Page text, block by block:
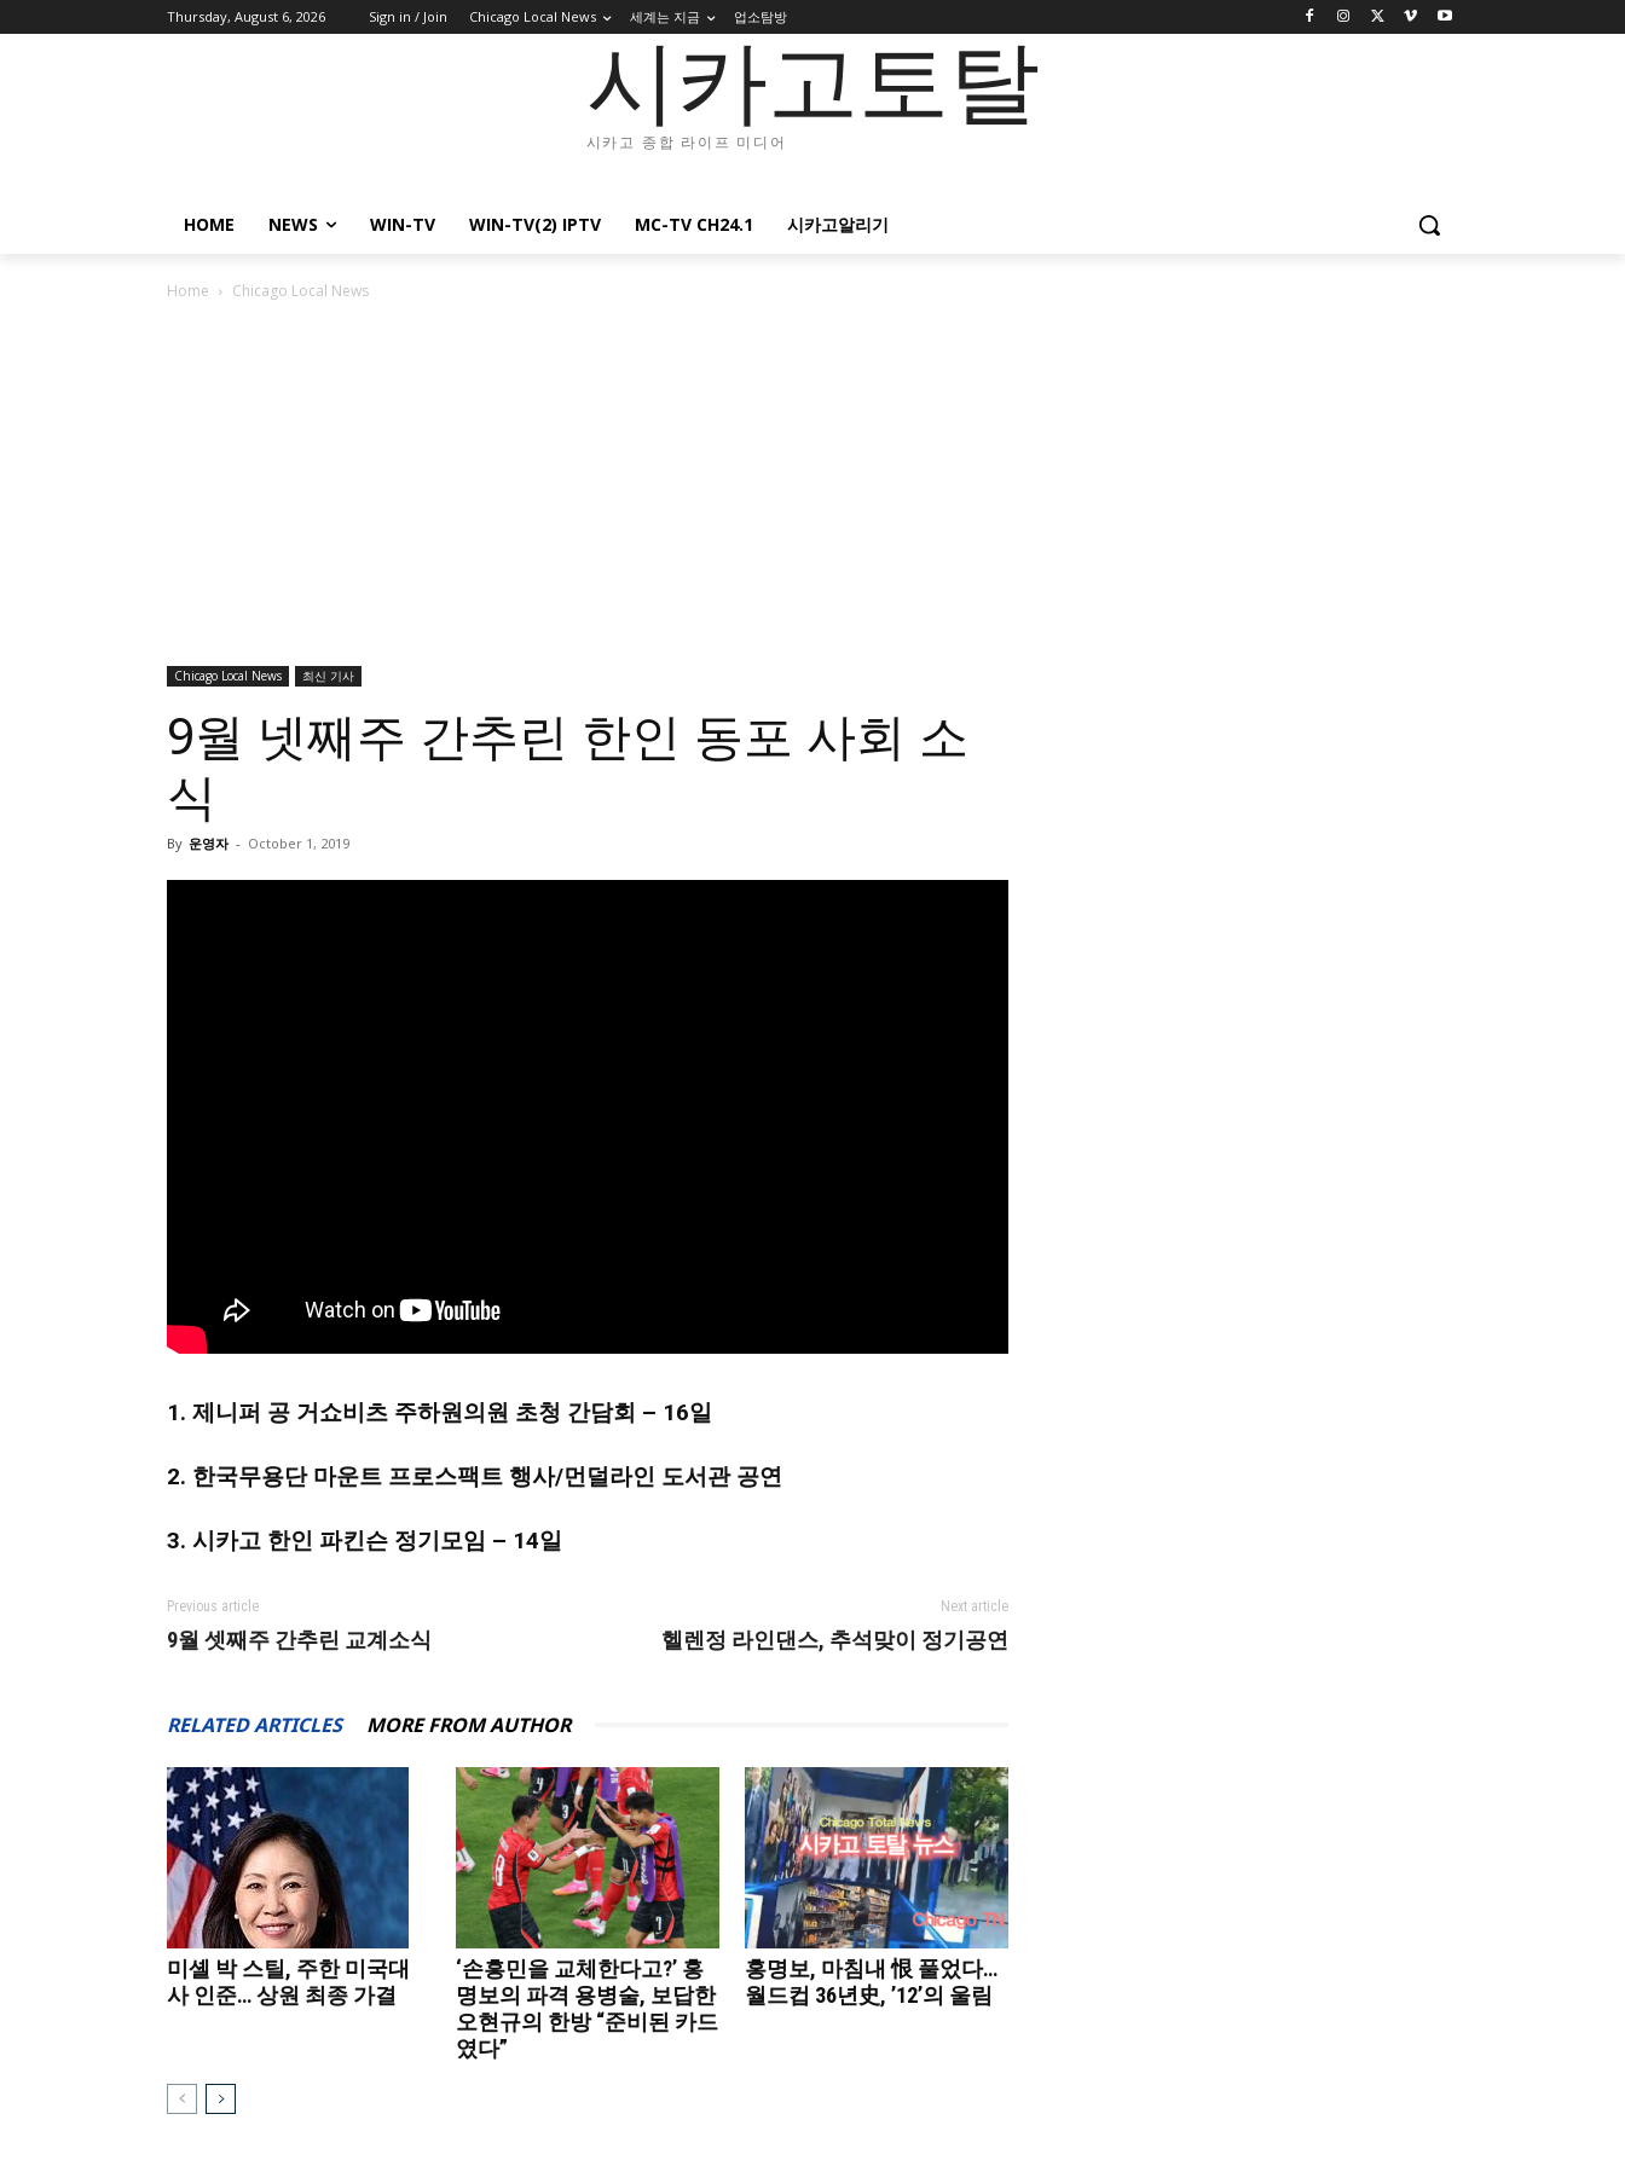
Thursday, August 6, 2026 Sign in / Join Chicago Local News 세계는 지금 업소탐방
시카고토탈
시카고 종합 라이프 미디어
HOME NEWS WIN-TV WIN-TV(2) IPTV MC-TV CH24.1 시카고알리기
Home Chicago Local News
Chicago Local News 최신 기사
9월 넷째주 간추린 한인 동포 사회 소
식
By 운영자 - October 1, 2019
1. 제니퍼 공 거쇼비츠 주하원의원 초청 간담회 – 16일
2. 한국무용단 마운트 프로스팩트 행사/먼덜라인 도서관 공연
3. 시카고 한인 파킨슨 정기모임 – 14일
Previous article
9월 셋째주 간추린 교계소식
Next article
헬렌정 라인댄스, 추석맞이 정기공연
RELATED ARTICLES MORE FROM AUTHOR
미셸 박 스틸, 주한 미국대
사 인준… 상원 최종 가결
‘손흥민을 교체한다고?’ 홍
명보의 파격 용병술, 보답한
오현규의 한방 “준비된 카드
였다”
홍명보, 마침내 恨 풀었다…
월드컵 36년史, ’12’의 울림